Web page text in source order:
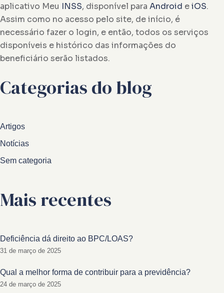
aplicativo Meu INSS, disponível para Android eiOS.
Assim como no acesso pelo site, de início, é
necessário fazer o login, e então, todos os serviços
disponíveis e histórico das informações do
beneficiário serão listados.
Categorias do blog
Artigos
Notícias
Sem categoria
Mais recentes
Deficiência dá direito ao BPC/LOAS?
31 de março de 2025
Qual a melhor forma de contribuir para a previdência?
24 de março de 2025